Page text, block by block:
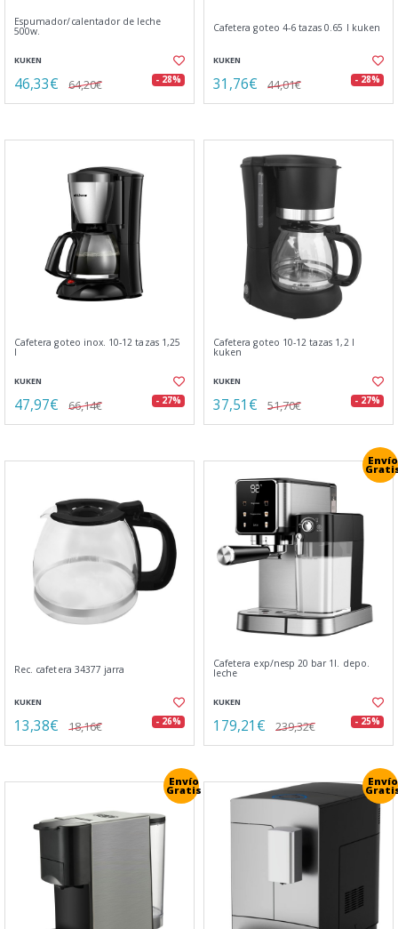
Espumador/calentador de leche
500w.
KUKEN
46,33€ 64,20€ - 28%
Cafetera goteo 4-6 tazas 0.65 l kuken
KUKEN
31,76€ 44,01€ - 28%
Cafetera goteo inox. 10-12 tazas 1,25
l
KUKEN
47,97€ 66,14€ - 27%
Cafetera goteo 10-12 tazas 1,2 l
kuken
KUKEN
37,51€ 51,70€ - 27%
Rec. cafetera 34377 jarra
KUKEN
13,38€ 18,16€ - 26%
Envío
Cafetera exp/nesp 20 bar 1l. depo.
leche
KUKEN
179,21€ 239,32€ - 25%
Envío
Gratis
Envío